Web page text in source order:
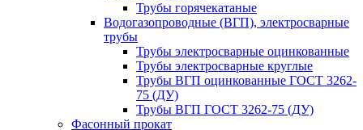
Трубы горячекатаные
Водогазопроводные (ВГП), электросварные
трубы
Трубы электросварные оцинкованные
Трубы электросварные круглые
Трубы ВГП оцинкованные ГОСТ 3262-
75 (ДУ)
Трубы ВГП ГОСТ 3262-75 (ДУ)
Фасонный прокат